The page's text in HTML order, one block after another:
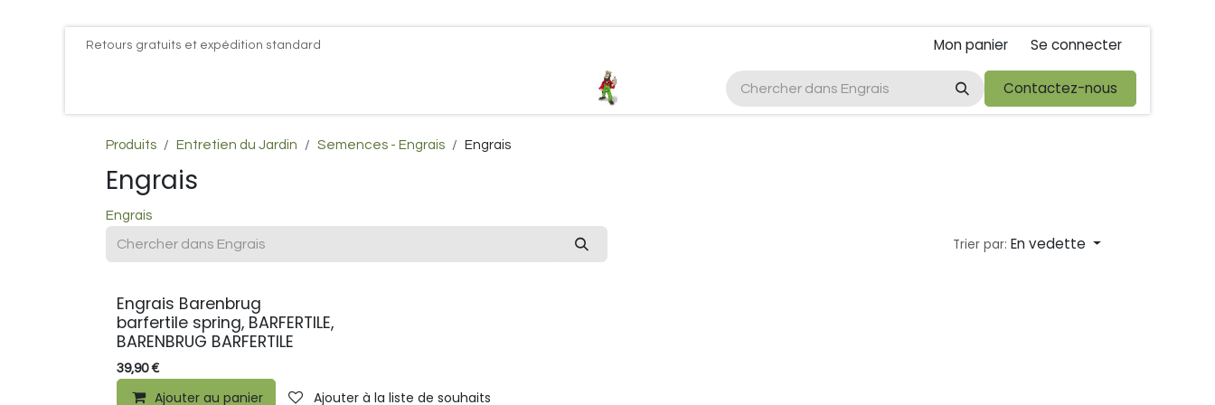
Se rendre au contenuRetours gratuits et expédition standard Mon panier Se connecter
Plus d'infos Kubota 38cv EGO Kubota foire de libramont Droit de rétractations
Contactez-nous
Produits Entretien du Jardin Semences - Engrais Engrais
Engrais
Engrais
Trier par: En vedette
Engrais Barenbrug
barfertile spring, BARFERTILE,
BARENBRUG BARFERTILE
39,90€
Ajouter au panier Ajouter à la liste de souhaits